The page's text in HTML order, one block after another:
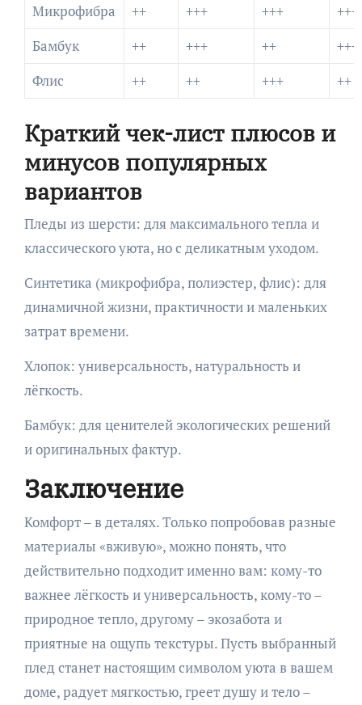
Микрофибра
++ +++ +++
+++
Бамбук
++ +++ ++
+++
Флис
++ ++ +++ ++
Краткий чек-лист плюсов и
минусов популярных
вариантов
Пледы из шерсти: для максимального тепла и
классического уюта, но с деликатным уходом.
Синтетика (микрофибра, полиэстер, флис): для
динамичной жизни, практичности и маленьких
затрат времени.
Хлопок: универсальность, натуральность и
лёгкость.
Бамбук: для ценителей экологических решений
и оригинальных фактур.
Заключение
Комфорт – в деталях. Только попробовав разные
материалы «вживую», можно понять, что
действительно подходит именно вам: кому-то
важнее лёгкость и универсальность, кому-то –
природное тепло, другому – экозабота и
приятные на ощупь текстуры. Пусть выбранный
плед станет настоящим символом уюта в вашем
доме, радует мягкостью, греет душу и тело –